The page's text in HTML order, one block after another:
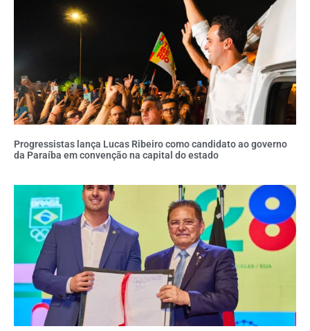
Progressistas lança Lucas Ribeiro como candidato ao governo
da Paraíba em convenção na capital do estado